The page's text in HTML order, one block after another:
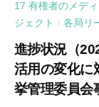
17 有権者のメデ
ジェクト
/ 各局リ
進捗状況（
活用の変化に
挙管理委員会